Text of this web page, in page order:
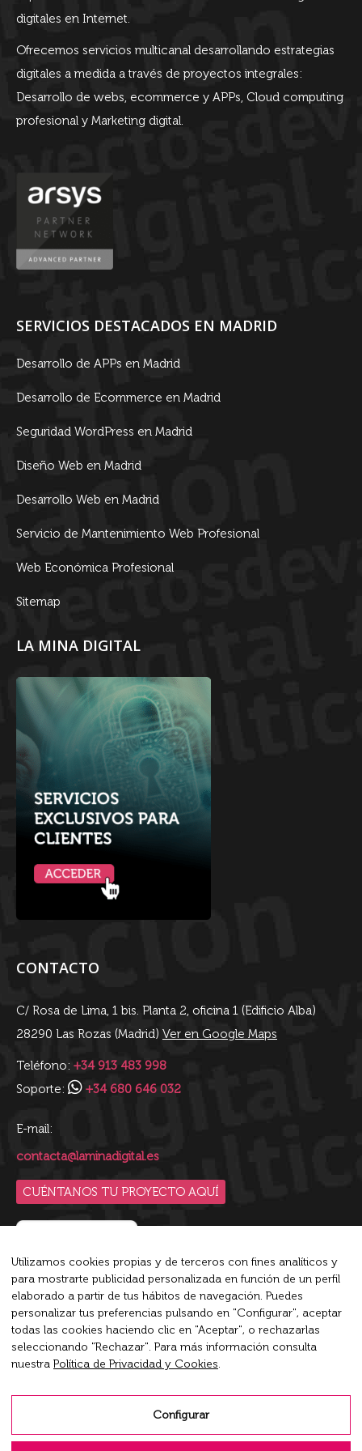
digitales en Internet.
Ofrecemos servicios multicanal desarrollando estrategias
digitales a medida a través de proyectos integrales:
Desarrollo de webs, ecommerce y APPs, Cloud computing
profesional y Marketing digital.
SERVICIOS DESTACADOS EN MADRID
Desarrollo de APPs en Madrid
Desarrollo de Ecommerce en Madrid
Seguridad WordPress en Madrid
Diseño Web en Madrid
Desarrollo Web en Madrid
Servicio de Mantenimiento Web Profesional
Web Económica Profesional
Sitemap
LA MINA DIGITAL
CONTACTO
C/ Rosa de Lima, 1 bis. Planta 2, oficina 1 (Edificio Alba)
28290 Las Rozas (Madrid) Ver en Google Maps
Teléfono: +34 913 483 998
Soporte:
+34 680 646 032
E-mail:
contacta@laminadigital.es
CUÉNTANOS TU PROYECTO AQUÍ
Blip es la plataforma de conversaciones inteligente líder
del mercado que empodera a las empresas a conversar en
su máximo potencial.
opensopensopens
Utilizamos cookies propias y de terceros con fines analíticos y
para mostrarte publicidad personalizada en función de un perfil
elaborado a partir de tus hábitos de navegación. Puedes
personalizar tus preferencias pulsando en "Configurar", aceptar
todas las cookies haciendo clic en "Aceptar", o rechazarlas
seleccionando "Rechazar". Para más información consulta
nuestra Política de Privacidad y Cookies.
Configurar